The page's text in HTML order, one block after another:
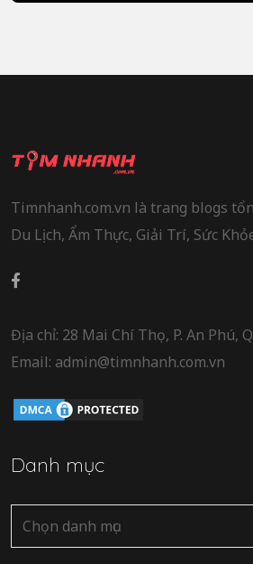
Timnhanh.com.vn là trang blogs
Du Lịch, Ẩm Thực, Giải Trí, Sức
Địa chỉ: 28 Mai Chí Thọ, P. An Phú,
Email: admin@timnhanh.com.vn
Danh mục
Danh
mục